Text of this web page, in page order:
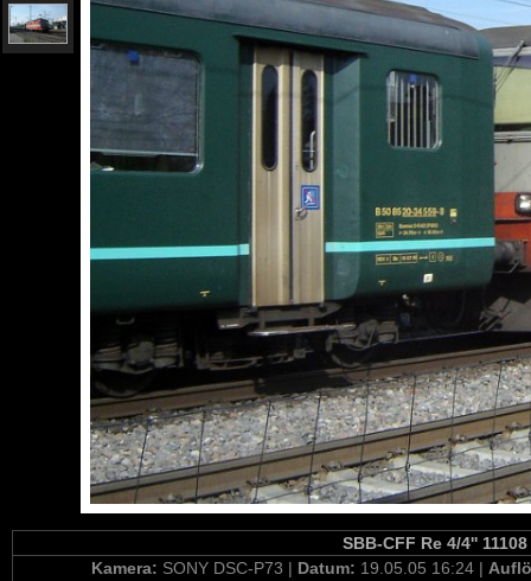
SBB-CFF Re 4/4''
Kamera: SONY DSC-P73 | Datum: 19.05.05 16:24 |